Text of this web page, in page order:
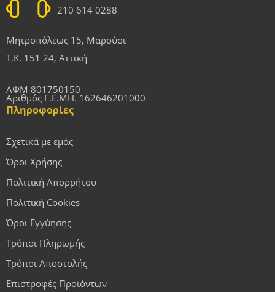
210 614 0288
Μητροπόλεως 15, Μαρούσι
Τ.Κ. 151 24, Αττική
ΑΦΜ 801750150
Αριθμός Γ.Ε.ΜΗ. 162646201000
Πληροφορίες
Σχετικά με εμάς
Όροι Χρήσης
Πολιτική Απορρήτου
Πολιτική Cookies
Όροι Εγγύησης
Τρόποι Πληρωμής
Τρόποι Αποστολής
Επιστροφές Προϊόντων